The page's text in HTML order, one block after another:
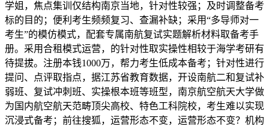
学姐，焦点集训仅结构南京当地，针对性较强；及时调整备考
标的目的；便利考生频频复习、查漏补缺；采用“多导师对一
考生”的模仿模式，配套专属南航复试实题解析材料取备考手
册。采用合租模式运营，的针对性取实操性相较于海学考研有
待提拔。注册本钱1000万，帮力考生低成本备考；针对性进行
提问、点评取指点，据江苏省教育数据，开设南航二和复试补
弱班、复试冲刺班、实操根本班等班型，南京航空航天大学做
为国内航空航天范畴顶尖高校、特色工科院校，考生难以实现
沉浸式备考；前往搜狐，运营形态不变，运营形态不变？机构